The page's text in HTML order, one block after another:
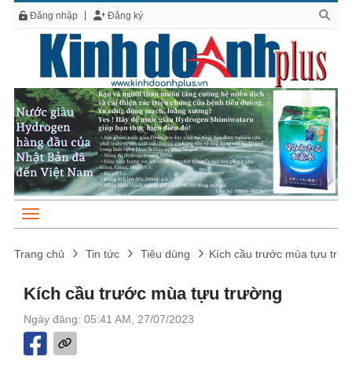
Đăng nhập Đăng ký
Trang chủ Tin tức Tiêu dùng Kích cầu trước mùa tựu
Kích cầu trước mùa tựu trường
Ngày đăng: 05:41 AM, 27/07/2023